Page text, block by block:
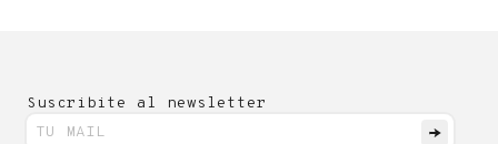
Suscribite al newsletter